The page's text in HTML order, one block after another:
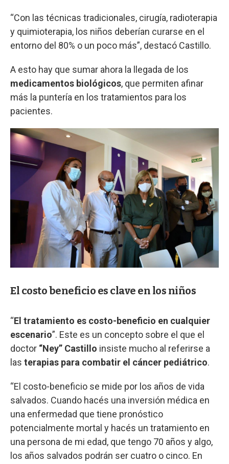
“Con las técnicas tradicionales, cirugía, radioterapia
y quimioterapia, los niños deberían curarse en el
entorno del 80% o un poco más”, destacó Castillo.
A esto hay que sumar ahora la llegada de los
medicamentos biológicos, que permiten afinar
más la puntería en los tratamientos para los
pacientes.
El costo beneficio es clave en los niños
“El tratamiento es costo-beneficio en cualquier
escenario”. Este es un concepto sobre el que el
doctor “Ney” Castillo insiste mucho al referirse a
las terapias para combatir el cáncer pediátrico.
“El costo-beneficio se mide por los años de vida
salvados. Cuando hacés una inversión médica en
una enfermedad que tiene pronóstico
potencialmente mortal y hacés un tratamiento en
una persona de mi edad, que tengo 70 años y algo,
los años salvados podrán ser cuatro o cinco. En